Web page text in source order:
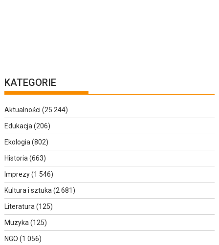
KATEGORIE
Aktualności (25 244)
Edukacja(206)
Ekologia(802)
Historia(663)
Imprezy(1 546)
Kultura i sztuka(2 681)
Literatura(125)
Muzyka(125)
NGO (1 056)